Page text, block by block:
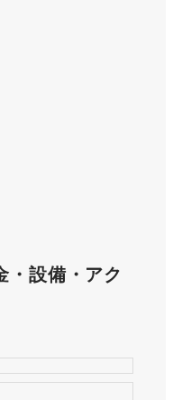
・設備・アク